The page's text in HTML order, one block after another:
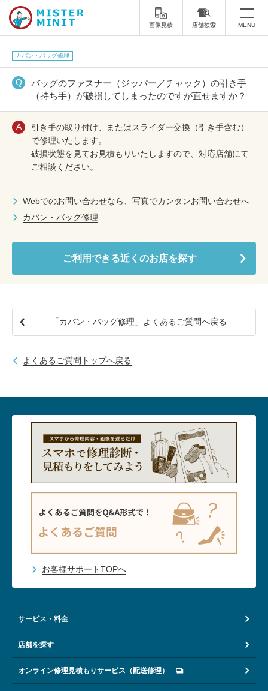
画像見積 店舗検索 MENU
トップ
ミスターミニットについて
修理サービス・料金
スーツケース修理
スニーカー修理
傘修理
印鑑・はんこの作製 ダビング
オンライン修理見積もりサービス（配送修理）
よくあるご質問
採用情報
CLOSE
カバン・バッグ修理
バッグのファスナー（ジッパー／チャック）の引き手
（持ち手）が破損してしまったのですが直せますか？
引き手の取り付け、またはスライダー交換 （引き手含む）
で修理いたします。
破損状態を見てお見積もりいたしますので、対応店舗にて
ご相談ください。
Webでのお問い合わせなら、写真でカンタンお問い合わせへ
カバン・バッグ修理
ご利用できる近くのお店を探す
「カバン・バッグ修理」よくあるご質問へ戻る
よくあるご質問トップへ戻る
お客様サポートTOPへ
サービス・料金
店舗を探す
オンライン修理見積もりサービス（配送修理）